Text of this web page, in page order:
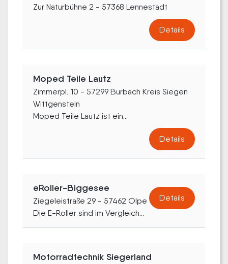
Zur Naturbühne 2 - 57368 Lennestadt
Details
Moped Teile Lautz
Zimmerpl. 10 - 57299 Burbach Kreis Siegen
Wittgenstein
Moped Teile Lautz ist ein...
Details
eRoller-Biggesee
Ziegeleistraße 29 - 57462 Olpe
Die E-Roller sind im Vergleich...
Details
Motorradtechnik Siegerland